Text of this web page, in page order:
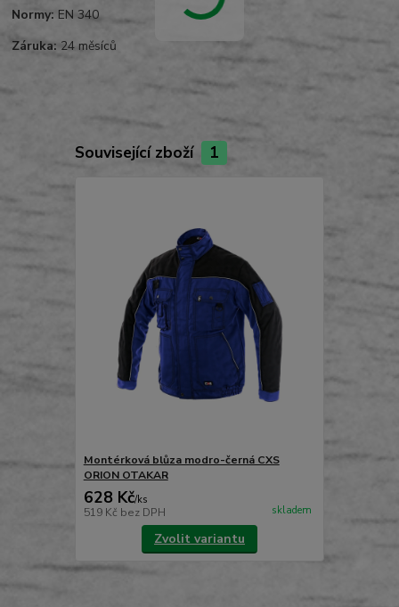
Normy: EN 340
Záruka: 24 měsíců
Související zboží 1
Montérková blůza modro-černá CXS
ORION OTAKAR
628 Kč/ks
519 Kč bez DPH skladem
Zvolit variantu